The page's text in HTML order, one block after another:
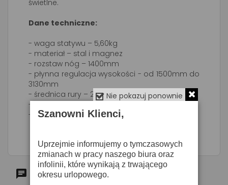
świetlne.
Dane techniczne:
- waga statywu – 5,60kg
- materiał – stal i magnez
- rozstaw nóg – 1400mm
- płynna regulacja wysokości - od 1500mm do
3130mm
- średnica rury – 28mm
- maksymalne obciążenie – 30kg
- dostępne kolory - czarny, srebrny
Komentarze (0)
Nie pokazuj ponownie
Szanowni Klienci,
Uprzejmie informujemy o tymczasowych
zmianach w pracy naszego biura oraz
infolinii, które wynikają z trwającego
okresu urlopowego.